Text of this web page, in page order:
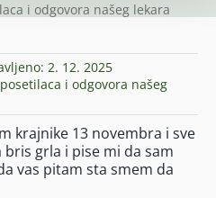
i odgovora našeg lekara
2. 12. 2025
i odgovora našeg
krajnike 13 novembra i sve
grla i pise mi da sam
vas pitam sta smem da